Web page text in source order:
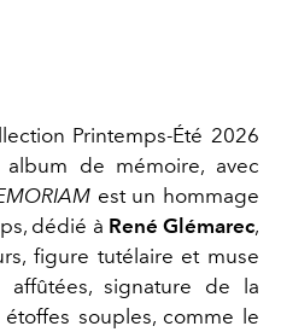
Printemps-Été 2026
de mémoire, avec
est un hommage
dédié à René Glémarec,
figure tutélaire et muse
affûtées, signature de la
étoffes souples, comme le